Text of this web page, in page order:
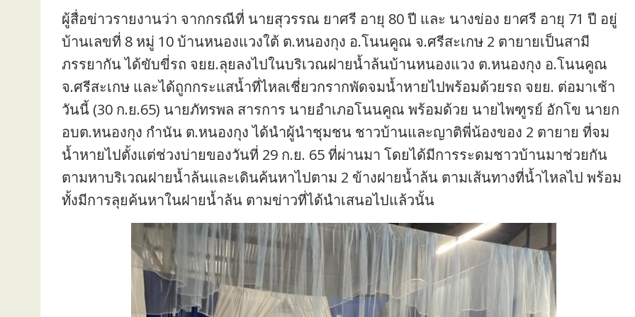
ผู้สื่อข่าวรายงานว่า จากกรณีที่ นายสุวรรณ ยาศรี อายุ 80 ปี และ นางข่อง ยาศรี อายุ 71 ปี อยู่
บ้านเลขที่ 8 หมู่ 10 บ้านหนองแวงใต้ ต.หนองกุง อ.โนนคูณ จ.ศรีสะเกษ 2 ตายายเป็นสามี
ภรรยากัน ได้ขับขี่รถ จยย.ลุยลงไปในบริเวณฝายน้ำล้นบ้านหนองแวง ต.หนองกุง อ.โนนคูณ
จ.ศรีสะเกษ และได้ถูกกระแสน้ำที่ไหลเชี่ยวกรากพัดจมน้ำหายไปพร้อมด้วยรถ จยย. ต่อมาเช้า
วันนี้ (30 ก.ย.65) นายภัทรพล สารการ นายอำเภอโนนคูณ พร้อมด้วย นายไพฑูรย์ อักโข นายก
อบต.หนองกุง กำนัน ต.หนองกุง ได้นำผู้นำชุมชน ชาวบ้านและญาติพี่น้องของ 2 ตายาย ที่จม
น้ำหายไปตั้งแต่ช่วงบ่ายของวันที่ 29 ก.ย. 65 ที่ผ่านมา โดยได้มีการระดมชาวบ้านมาช่วยกัน
ตามหาบริเวณฝายน้ำล้นและเดินค้นหาไปตาม 2 ข้างฝายน้ำล้น ตามเส้นทางที่น้ำไหลไป พร้อม
ทั้งมีการลุยค้นหาในฝายน้ำล้น ตามข่าวที่ได้นำเสนอไปแล้วนั้น